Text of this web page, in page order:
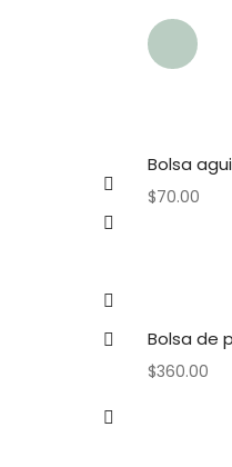
Bolsa
$70.00
Bolsa de
$360.00